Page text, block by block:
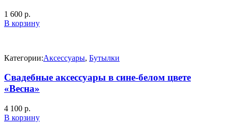
1 600 р.
В корзину
Категории:Аксессуары, Бутылки
Свадебные аксессуары в сине-белом цвете
«Весна»
4 100 р.
В корзину